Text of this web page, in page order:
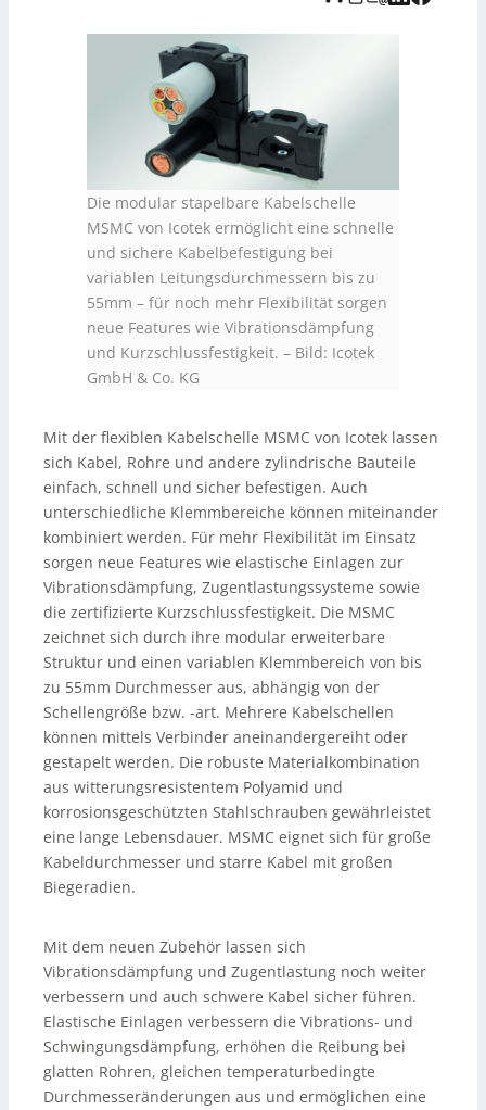
erweiterbar, deckt je nach Ausführung Klemmbereiche
stapeln, auch zur Montage auf C-Schienen. Dank
witterungsbeständigem Polyamid und
korrosionsgeschützten Stahlschrauben ist sie auf
Langlebigkeit ausgelegt und eignet sich auch als
Schlauchhalter für Konfektionsschläuche von
. Hinweis: Die zugrunde liegende Audioaufnahme
wurde KI-generiert und vom Tedo-Verlag bereitgestellt.
Die modular stapelbare Kabelschelle
MSMC von Icotek ermöglicht eine schnelle
und sichere Kabelbefestigung bei
variablen Leitungsdurchmessern bis zu
55mm – für noch mehr Flexibilität sorgen
neue Features wie Vibrationsdämpfung
und Kurzschlussfestigkeit. – Bild: Icotek
GmbH & Co. KG
Mit der flexiblen Kabelschelle MSMC von Icotek lassen
sich Kabel, Rohre und andere zylindrische Bauteile
einfach, schnell und sicher befestigen. Auch
unterschiedliche Klemmbereiche können miteinander
kombiniert werden. Für mehr Flexibilität im Einsatz
sorgen neue Features wie elastische Einlagen zur
Vibrationsdämpfung, Zugentlastungssysteme sowie
die zertifizierte Kurzschlussfestigkeit. Die MSMC
zeichnet sich durch ihre modular erweiterbare
Struktur und einen variablen Klemmbereich von bis
zu 55mm Durchmesser aus, abhängig von der
Schellengröße bzw. -art. Mehrere Kabelschellen
können mittels Verbinder aneinandergereiht oder
gestapelt werden. Die robuste Materialkombination
aus witterungsresistentem Polyamid und
korrosionsgeschützten Stahlschrauben gewährleistet
eine lange Lebensdauer. MSMC eignet sich für große
Kabeldurchmesser und starre Kabel mit großen
Biegeradien.
Mit dem neuen Zubehör lassen sich
Vibrationsdämpfung und Zugentlastung noch weiter
verbessern und auch schwere Kabel sicher führen.
Elastische Einlagen verbessern die Vibrations- und
Schwingungsdämpfung, erhöhen die Reibung bei
glatten Rohren, gleichen temperaturbedingte
Durchmesseränderungen aus und ermöglichen eine